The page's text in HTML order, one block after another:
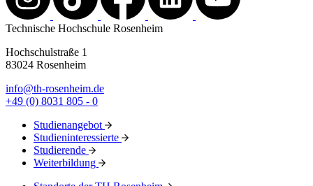
Technische Hochschule Rosenheim
Hochschulstraße 1
83024 Rosenheim
info@th-rosenheim.de
+49 (0) 8031 805 - 0
Studienangebot
Studieninteressierte
Studierende
Weiterbildung